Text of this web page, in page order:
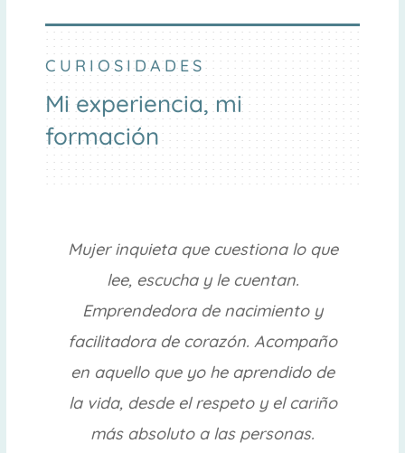
CURIOSIDADES
Mi experiencia, mi
formación
Mujer inquieta que cuestiona lo que
lee, escucha y le cuentan.
Emprendedora de nacimiento y
facilitadora de corazón. Acompaño
en aquello que yo he aprendido de
la vida, desde el respeto y el cariño
más absoluto a las personas.